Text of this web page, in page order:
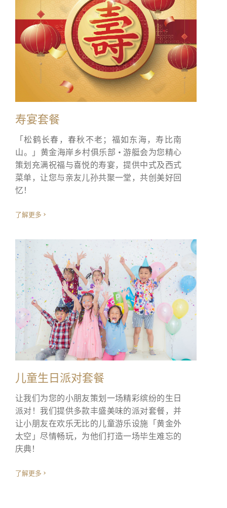
寿宴套餐
「松鹤长春，春秋不老；福如东海，寿比南
山。」黄金海岸乡村俱乐部 • 游艇会为您精心
策划充满祝福与喜悦的寿宴，提供中式及西式
菜单，让您与亲友儿孙共聚一堂，共创美好回
忆！
了解更多
儿童生日派对套餐
让我们为您的小朋友策划一场精彩缤纷的生日
派对！我们提供多款丰盛美味的派对套餐，并
让小朋友在欢乐无比的儿童游乐设施「黄金外
太空」尽情畅玩，为他们打造一场毕生难忘的
庆典！
了解更多